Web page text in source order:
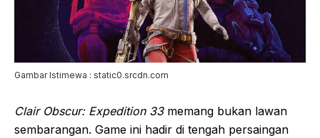
Gambar Istimewa : static0.srcdn.com
Clair Obscur: Expedition 33memang bukan lawan
sembarangan. Game ini hadir di tengah persaingan